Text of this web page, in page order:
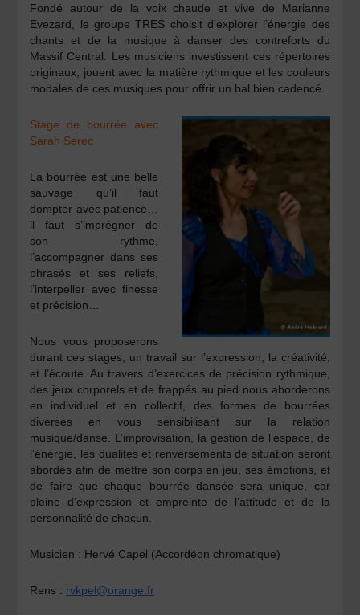
Fondé autour de la voix chaude et vive de Marianne
Evezard, le groupe TRES choisit d’explorer l’énergie des
chants et de la musique à danser des contreforts du
Massif Central. Les musiciens investissent ces répertoires
originaux, jouent avec la matière rythmique et les couleurs
modales de ces musiques pour offrir un bal bien cadencé.
Stage de bourrée avec
Sarah Serec
La bourrée est une belle
sauvage qu’il faut
dompter avec patience…
il faut s’imprégner de
son rythme,
l’accompagner dans ses
phrasés et ses reliefs,
l’interpeller avec finesse
et précision…
Nous vous proposerons
durant ces stages, un travail sur l’expression, la créativité,
et l’écoute. Au travers d’exercices de précision rythmique,
des jeux corporels et de frappés au pied nous aborderons
en individuel et en collectif, des formes de bourrées
diverses en vous sensibilisant sur la relation
musique/danse. L’improvisation, la gestion de l’espace, de
l’énergie, les dualités et renversements de situation seront
abordés afin de mettre son corps en jeu, ses émotions, et
de faire que chaque bourrée dansée sera unique, car
pleine d’expression et empreinte de l’attitude et de la
personnalité de chacun.
Musicien : Hervé Capel (Accordéon chromatique)
Rens : rvkpel@orange.fr